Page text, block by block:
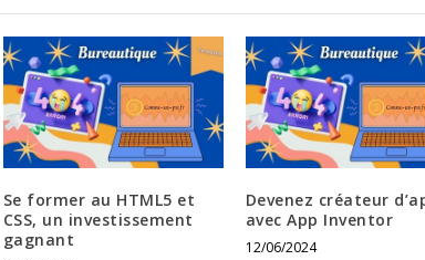
Se former au HTML5 et
CSS, un investissement
gagnant
Devenez créateur
avec App Inventor
12/06/2024